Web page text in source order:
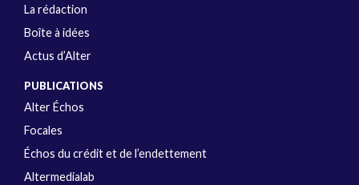
La rédaction
Boîte à idées
Actus d’Alter
PUBLICATIONS
Alter Échos
Focales
Échos du crédit et de l’endettement
Altermedialab